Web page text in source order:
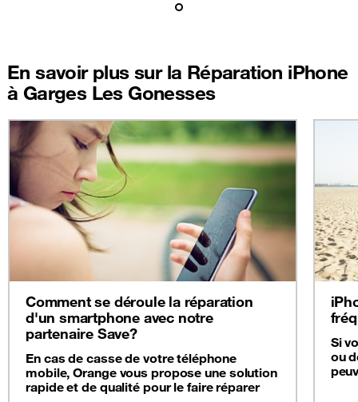
En savoir plus sur la Réparation iPhone
à Garges Les Gonesses
Comment se déroule la réparation
d'un smartphone avec notre
partenaire Save?
En cas de casse de votre téléphone
mobile, Orange vous propose une solution
rapide et de qualité pour le faire réparer
Si
ou